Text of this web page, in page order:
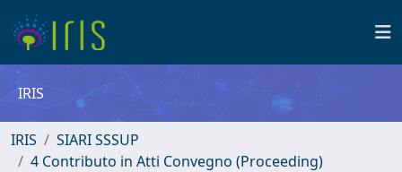
IRIS
IRIS
SIARI SSSUP
4 Contributo in Atti Convegno (Proceeding)